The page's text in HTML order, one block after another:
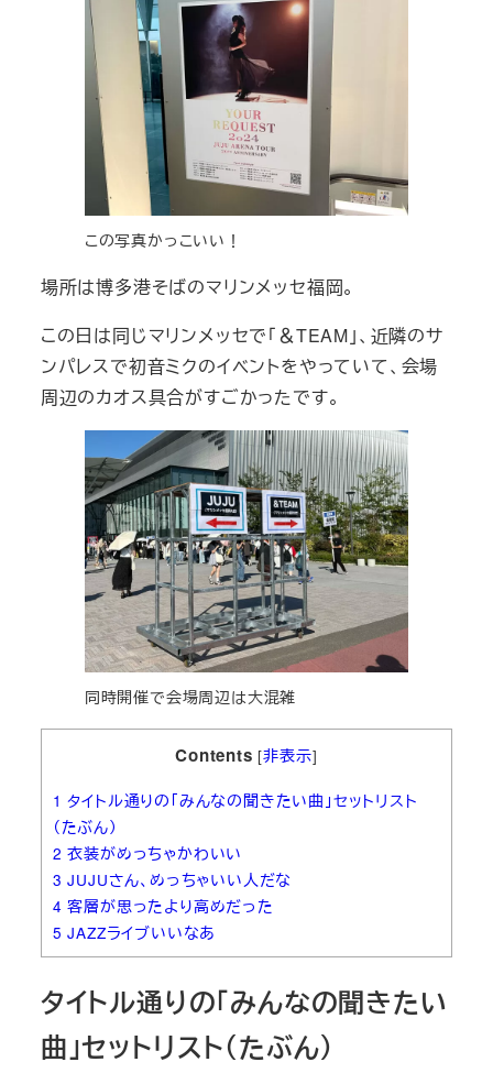
この写真かっこいい！
場所は博多港そばのマリンメッセ福岡。
この日は同じマリンメッセで「＆TEAM」、近隣のサ
ンパレスで初音ミクのイベントをやっていて、会場
周辺のカオス具合がすごかったです。
同時開催で会場周辺は大混雑
Contents [非表示]
1 タイトル通りの「みんなの聞きたい曲」セットリスト
（たぶん）
2 衣装がめっちゃかわいい
3 JUJUさん、めっちゃいい人だな
4 客層が思ったより高めだった
5 JAZZライブいいなあ
タイトル通りの「みんなの聞きたい
曲」セットリスト（たぶん）